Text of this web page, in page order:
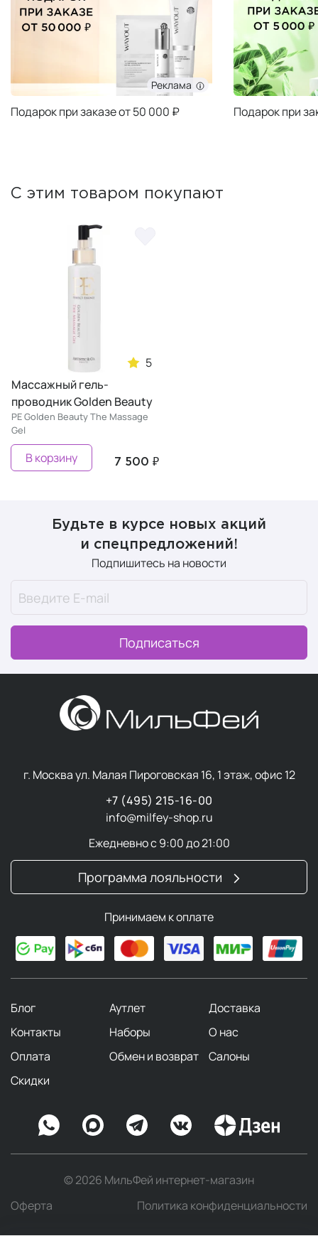
Реклама
Подарок при заказе от 50 000 ₽ Подарок при
С этим товаром покупают
5
Массажный гель-
проводник Golden Beauty
PE Golden Beauty The Massage
Gel
7 500 ₽
В корзину
Будьте в курсе новых акций
и спецпредложений!
Подпишитесь на новости
Подписаться
г. Москва ул. Малая Пироговская 16, 1 этаж, офис 12
+7 (495) 215-16-00
info@milfey-shop.ru
Ежедневно с 9:00 до 21:00
Программа лояльности
Принимаем к оплате
Блог Аутлет
Доставка
Контакты
Наборы
О нас
Оплата
Обмен и возврат
Салоны
Скидки
© 2026 МильФей интернет-магазин
Оферта
Политика конфиденциальности